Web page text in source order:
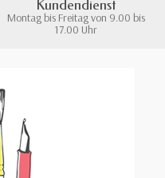
Kundendienst
Montag bis Freitag von 9.00 bis
17.00 Uhr